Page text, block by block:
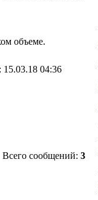
объеме.
04:36
Всего сообщений: 3